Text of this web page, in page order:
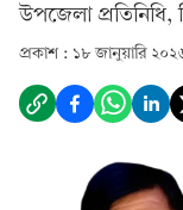
উপজেলা প্রতিনিধি,
প্রকাশ : ১৮ জানুয়ারি